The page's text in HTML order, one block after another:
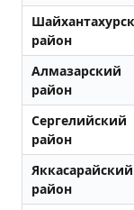
район
Алмазарский
район
Сергелийский
район
Яккасарайский
район